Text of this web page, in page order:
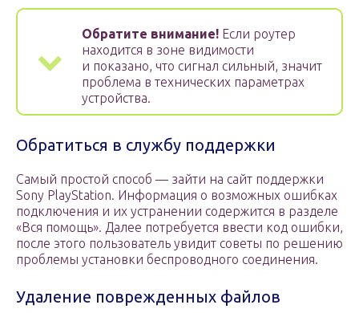
Обратите внимание! Если роутер
находится в зоне видимости
и показано, что сигнал сильный, значит
проблема в технических параметрах
устройства.
Обратиться в службу поддержки
Самый простой способ — зайти на сайт поддержки
Sony PlayStation. Информация о возможных ошибках
подключения и их устранении содержится в разделе
«Вся помощь». Далее потребуется ввести код ошибки,
после этого пользователь увидит советы по решению
проблемы установки беспроводного соединения.
Удаление поврежденных файлов